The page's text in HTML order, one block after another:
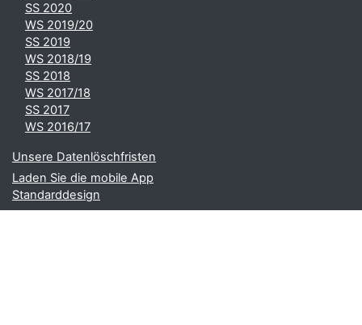
SS 2020
WS 2019/20
SS 2019
WS 2018/19
SS 2018
WS 2017/18
SS 2017
WS 2016/17
Unsere Datenlöschfristen
Laden Sie die mobile App
Standarddesign